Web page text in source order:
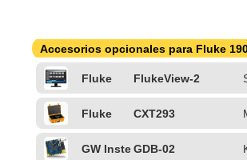
Accesorios opcionales para Fluke
Fluke FlukeView-2
Fluke CXT293
GW InsteGDB-02